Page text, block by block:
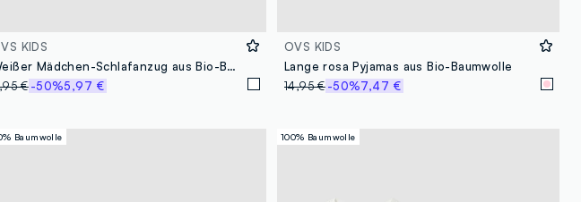
KIDS
Weißer Mädchen-Schlafanzug aus Bio-Baumwolle mit Allover-Print
€-50%5,97 €
OVS KIDS
Lange rosa Pyjamas aus Bio-Baumwolle
14,95 €-50%7,47 €
Baumwolle 100% Baumwolle